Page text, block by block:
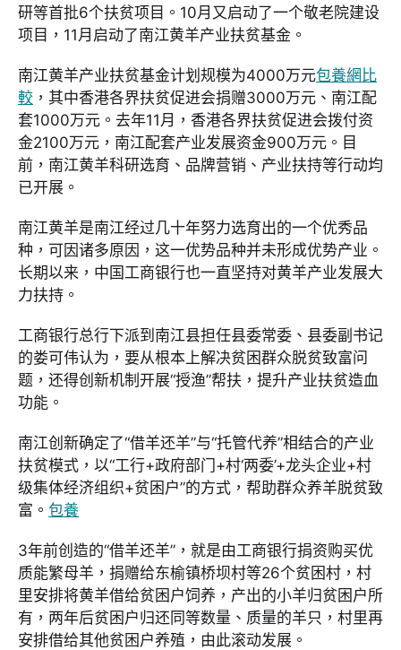
研等首批6个扶贫项目。10月又启动了一个敬老院建设
项目，11月启动了南江黄羊产业扶贫基金。
南江黄羊产业扶贫基金计划规模为4000万元包養網比
較 ，其中香港各界扶贫促进会捐赠3000万元、南江配
套1000万元。去年11月，香港各界扶贫促进会拨付资
金2100万元，南江配套产业发展资金900万元。目
前，南江黄羊科研选育、品牌营销、产业扶持等行动均
已开展。
南江黄羊是南江经过几十年努力选育出的一个优秀品
种，可因诸多原因，这一优势品种并未形成优势产业。
长期以来，中国工商银行也一直坚持对黄羊产业发展大
力扶持。
工商银行总行下派到南江县担任县委常委、县委副书记
的娄可伟认为，要从根本上解决贫困群众脱贫致富问
题，还得创新机制开展“授渔”帮扶，提升产业扶贫造血
功能。
南江创新确定了“借羊还羊”与“托管代养”相结合的产业
扶贫模式，以“工行+政府部门+村‘两委’+龙头企业+村
级集体经济组织+贫困户”的方式，帮助群众养羊脱贫致
富。 包養
3年前创造的“借羊还羊”，就是由工商银行捐资购买优
质能繁母羊，捐赠给东榆镇桥坝村等26个贫困村，村
里安排将黄羊借给贫困户饲养，产出的小羊归贫困户所
有，两年后贫困户归还同等数量、质量的羊只，村里再
安排借给其他贫困户养殖，由此滚动发展。